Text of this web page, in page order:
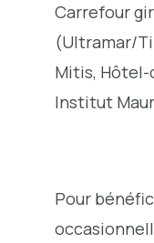
Carrefour
(Ultramar/
Mitis,
Institut
Pour